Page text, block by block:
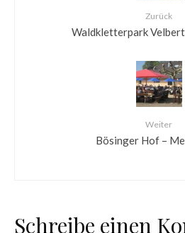
Zurück
Waldkletterpark
Weiter
Bösinger Hof –
Schreibe einen